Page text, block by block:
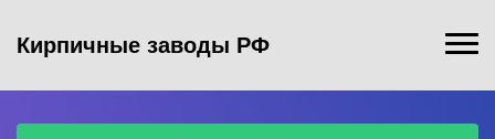
Кирпичные заводы РФ